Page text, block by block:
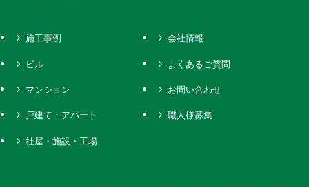
施工事例 会社情報
ビル よくあるご質問
マンション お問い合わせ
戸建て・アパート 職人様募集
社屋・施設・工場